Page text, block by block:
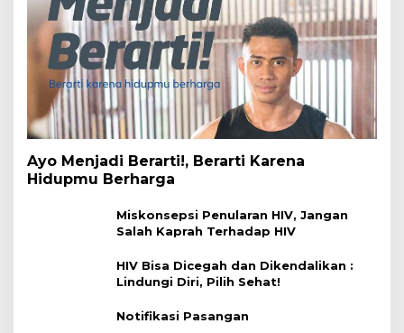
Ayo Menjadi Berarti!, Berarti Karena
Hidupmu Berharga
Miskonsepsi Penularan HIV, Jangan
Salah Kaprah Terhadap HIV
HIV Bisa Dicegah dan Dikendalikan :
Lindungi Diri, Pilih Sehat!
Notifikasi Pasangan